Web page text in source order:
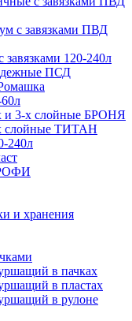
с завязками ПВД
120-240л
ПСД
и 3-х слойные БРОНЯ
слойные ТИТАН
240л
и хранения
в пачках
в пластах
в рулоне